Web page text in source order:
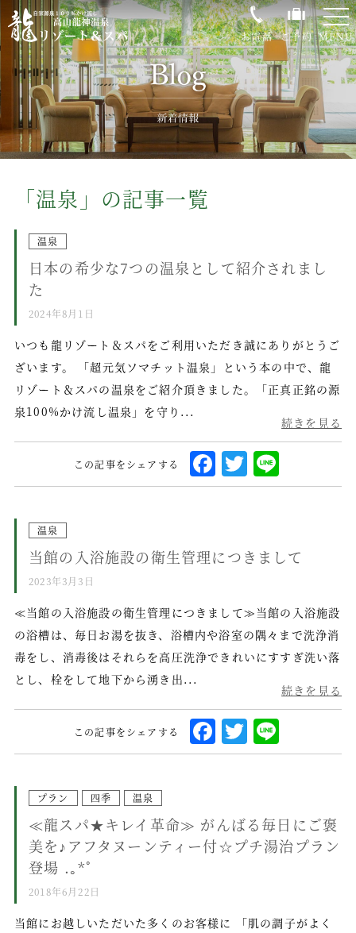
お電話 ご予約
-
-
-
MENU
0120-35-0843
龍リゾート＆スパの魅力
客室
お料理
館内施設
過ごし方
周辺観光
アクセス
トレッキングコース
温泉掘削プロジェクト
新着情報
お問い合わせ
会社概要／宿泊約款
スタッフ募集
プライバシーポリシー
会員登録
会員情報の確認・変更
Facebook
Instagram
Twitter
English
繁體中文
「温泉」の記事一覧
温泉
日本の希少な7つの温泉として紹介されまし
た
2024年8月1日
いつも龍リゾート＆スパをご利用いただき誠にありがとうご
ざいます。 「超元気ソマチット温泉」という本の中で、龍
リゾート＆スパの温泉をご紹介頂きました。「正真正銘の源
泉100%かけ流し温泉」を守り...
続きを見る
この記事をシェアする F
a
b
o
k
T
w
r
i
温泉
当館の入浴施設の衛生管理につきまして
2023年3月3日
≪当館の入浴施設の衛生管理につきまして≫当館の入浴施設
の浴槽は、毎日お湯を抜き、浴槽内や浴室の隅々まで洗浄消
毒をし、消毒後はそれらを高圧洗浄できれいにすすぎ洗い落
とし、栓をして地下から湧き出...
続きを見る
この記事をシェアする F
a
b
o
k
T
w
te
r
i
プラン 四季 温泉
≪龍スパ★キレイ革命≫ がんばる毎日にご褒
美を♪アフタヌーンティー付☆プチ湯治プラン
登場 .｡*ﾟ
2018年6月22日
当館にお越しいただいた多くのお客様に 「肌の調子がよく